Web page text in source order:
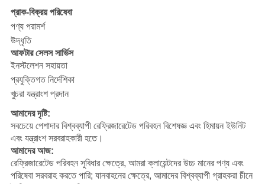
প্রাক-বিক্রয় পরিষেবা
পণ্য পরামর্শ
উদ্ধৃতি
আফটার সেলস সার্ভিস
ইনস্টলেশন সহায়তা
প্রযুক্তিগত নির্দেশিকা
খুচরা যন্ত্রাংশ প্রদান
আমাদের দৃষ্টি:
সবচেয়ে পেশাদার বিশ্বব্যাপী রেফ্রিজারেটেড পরিবহন বিশেষজ্ঞ এবং হিমায়ন ইউনিট
এবং যন্ত্রাংশ সরবরাহকারী হতে।
আমাদের আজ:
রেফ্রিজারেটেড পরিবহন সুবিধার ক্ষেত্রে, আমরা ক্লায়েন্টদের উচ্চ মানের পণ্য এবং
পরিষেবা সরবরাহ করতে পারি; যানবাহনের ক্ষেত্রে, আমাদের বিশ্বব্যাপী গ্রাহকরা চীনে